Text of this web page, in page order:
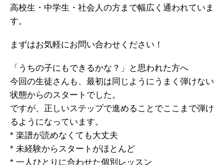
高校生・中学生・社会人の方まで幅広く通われていま
す。
まずはお気軽にお問い合わせください！
「うちの子にもできるかな？」と思われた方へ
今回の生徒さんも、最初は同じようにうまく弾けない
状態からのスタートでした。
ですが、正しいステップで進めることでここまで弾け
るようになっています。
* 楽譜が読めなくても大丈夫
* 未経験からスタートがほとんど
* 一人ひとりに合わせた個別レッスン